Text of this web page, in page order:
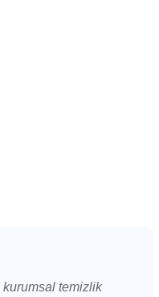
temizlik